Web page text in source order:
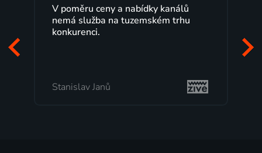
V poměru ceny a nabídky kanálů
nemá služba na tuzemském trhu
konkurenci.
Stanislav Janů